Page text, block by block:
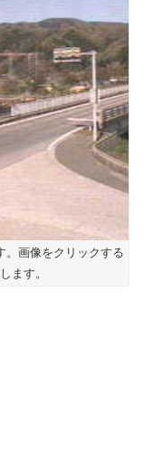
。画像をクリックする
ます。